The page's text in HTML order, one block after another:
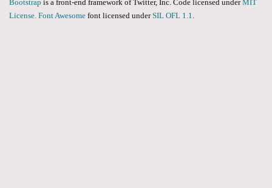
Bootstrap is a front-end framework of Twitter, Inc. Code licensed underMIT
License. Font Awesome font licensed underSIL OFL 1.1.